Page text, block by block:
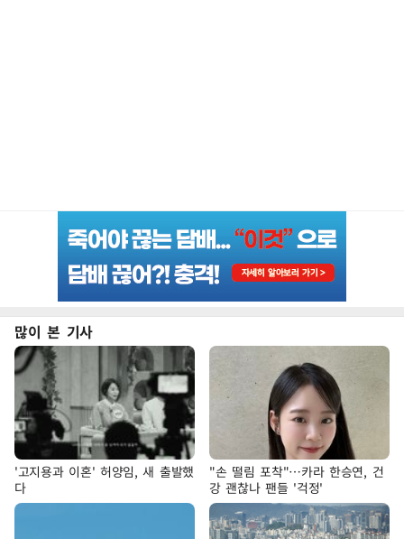
많이 본 기사
'고지용과 이혼' 허양임, 새 출발했
다
"손 떨림 포착"…카라 한승연, 건
강 괜찮나 팬들 '걱정'